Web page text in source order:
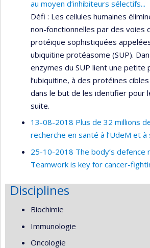
au moyen d’inhibiteurs sélectifs...
Défi : Les cellules humaines
non-fonctionnelles par des voies
protéique sophistiquées
ubiquitine protéasome (SUP).
enzymes du SUP lient une petite
l’ubiquitine, à des protéines
dans le but de les identifier pour
suite.
13-08-2018 Plus de 32 millions
recherche en santé à l’UdeM et
25-10-2018 The body’s defence
Teamwork is key for cancer-
Disciplines
Biochimie
Immunologie
Oncologie